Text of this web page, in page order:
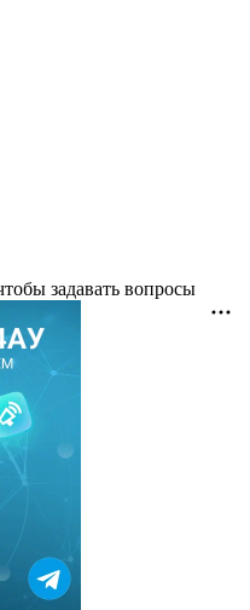
задавать вопросы